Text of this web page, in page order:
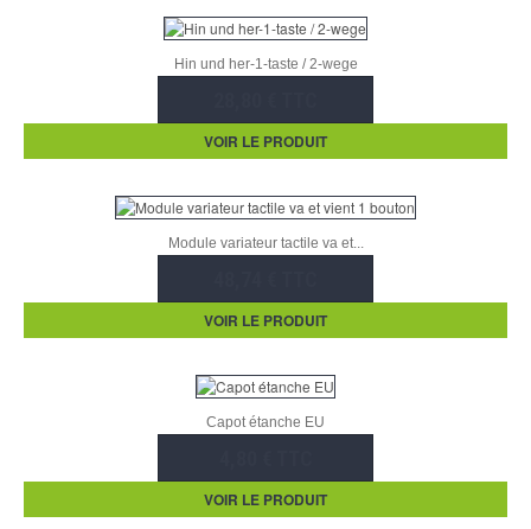
Hin und her-1-taste / 2-wege
VOIR LE PRODUIT
Module variateur tactile va et...
VOIR LE PRODUIT
Capot étanche EU
VOIR LE PRODUIT